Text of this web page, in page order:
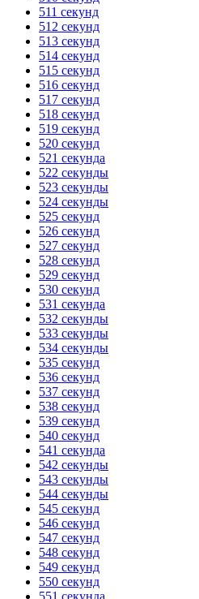
511 секунд
512 секунд
513 секунд
514 секунд
515 секунд
516 секунд
517 секунд
518 секунд
519 секунд
520 секунд
521 секунда
522 секунды
523 секунды
524 секунды
525 секунд
526 секунд
527 секунд
528 секунд
529 секунд
530 секунд
531 секунда
532 секунды
533 секунды
534 секунды
535 секунд
536 секунд
537 секунд
538 секунд
539 секунд
540 секунд
541 секунда
542 секунды
543 секунды
544 секунды
545 секунд
546 секунд
547 секунд
548 секунд
549 секунд
550 секунд